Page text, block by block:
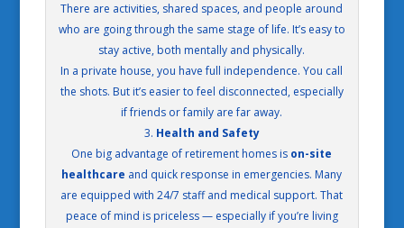
There are activities, shared spaces, and people around
who are going through the same stage of life. It’s easy to
stay active, both mentally and physically.
In a private house, you have full independence. You call
the shots. But it’s easier to feel disconnected, especially
if friends or family are far away.
3. Health and Safety
One big advantage of retirement homes is on-site
healthcare and quick response in emergencies. Many
are equipped with 24/7 staff and medical support. That
peace of mind is priceless — especially if you’re living